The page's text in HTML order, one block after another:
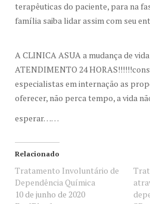
terapêuticas do paciente, para na
família saiba lidar assim com seu
A CLINICA ASUA a mudança de
ATENDIMENTO 24
especialistas em internação as
oferecer, não perca tempo, a vida
esperar……
Relacionado
Tratamento Involuntário de
Dependência Química
10 de junho de 2020